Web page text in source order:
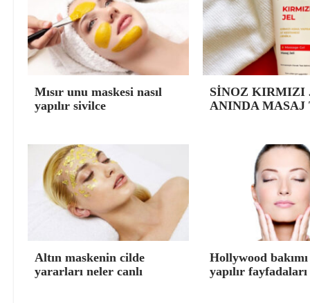
Mısır unu maskesi nasıl
yapılır sivilce
SİNOZ KIRMIZI
ANINDA MASAJ
Altın maskenin cilde
yararları neler canlı
Hollywood bakımı
yapılır